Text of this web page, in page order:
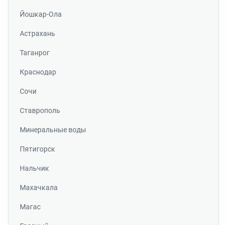
Йошкар-Ола
Астрахань
Таганрог
Краснодар
Сочи
Ставрополь
Минеральные воды
Пятигорск
Нальчик
Махачкала
Магас